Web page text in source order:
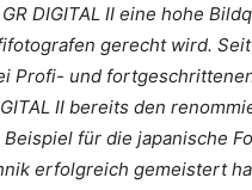
DIGITAL II eine hohe
gerecht wird.
Profi- und
II bereits den
für die japanische
erfolgreich gemeistert